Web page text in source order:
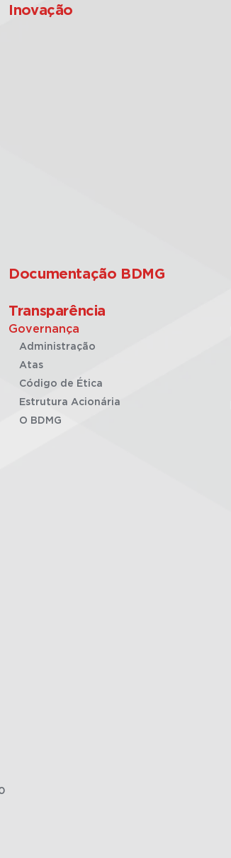
Inovação
Documentação BDMG
Transparência
Governança
Administração
Atas
Código de Ética
Estrutura Acionária
O BDMG